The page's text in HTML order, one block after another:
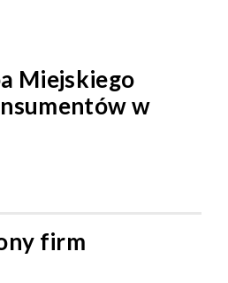
Miejskiego
w
firm